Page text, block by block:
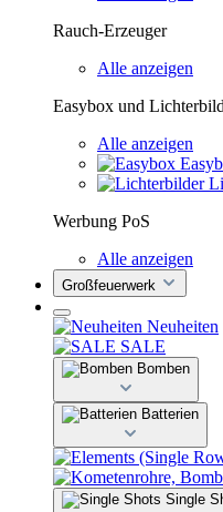
Rauch-Erzeuger
Alle anzeigen
Easybox und
Alle anzeigen
Werbung PoS
Alle anzeigen
Großfeuerwerk
Neuheiten
SALE
Bomben
Batterien
Single